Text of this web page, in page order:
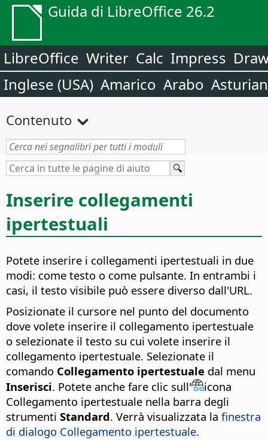
Guida di LibreOffice 26.2
LibreOffice Writer Calc Impress
Inglese (USA) Amarico Arabo
Contenuto
Inserire collegamenti
ipertestuali
Potete inserire i collegamenti ipertestuali in due
modi: come testo o come pulsante. In entrambi i
casi, il testo visibile può essere diverso dall'URL.
Posizionate il cursore nel punto del documento
dove volete inserire il collegamento ipertestuale
o selezionate il testo su cui volete inserire il
collegamento ipertestuale. Selezionate il
comando Collegamento ipertestuale dal menu
Inserisci. Potete anche fare clic sull'
icona
Collegamento ipertestuale nella barra degli
strumenti Standard. Verrà visualizzata la finestra
di dialogo Collegamento ipertestuale.